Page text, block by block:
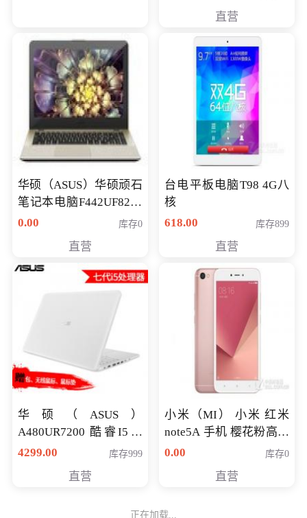
直营
华硕（ASUS）华硕顽石
笔记本电脑F442UF8250
八代独显轻薄办公商务
0.00 库存0
直营
台电平板电脑T98 4G八
核
618.00
库存899
直营
华硕（ASUS）
A480UR7200 酷睿I5超
薄学生办公游戏独显笔
NV930-2G独
4299.00 库存999
直营
小米（MI） 小米 红米
note5A 手机 樱花粉高配
版 全网通(3G+32G)
0.00 库存0
直营
正在加载...